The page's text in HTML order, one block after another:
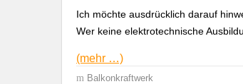
Ich möchte ausdrücklich darauf
Wer keine elektrotechnische
(mehr …)
Balkonkraftwerk